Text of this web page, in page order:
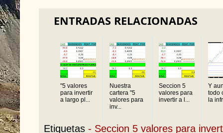
ENTRADAS RELACIONADAS
"5 valores
para invertir
a largo pl...
Nuestra
cartera "5
valores para
inv...
Seccion 5
valores para
invertir a l...
Y
todo
la
Etiquetas - Seccion 5 valores para